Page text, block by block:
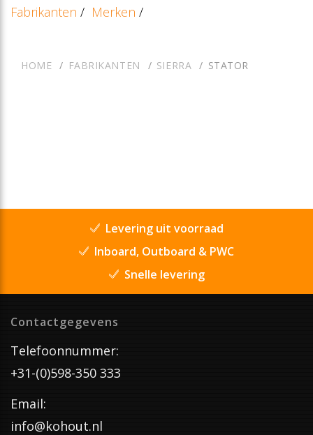
Fabrikanten / Merken /
HOME FABRIKANTEN SIERRA STATOR
Levering uit voorraad
Inboard, Outboard & PWC
Snelle levering
Contactgegevens
Telefoonnummer:
+31-(0)598-350 333
Email:
info@kohout.nl